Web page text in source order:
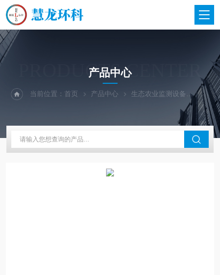
PRODUCTS CENTER
产品中心
当前位置：首页 产品中心 生态农业监测设备 地下